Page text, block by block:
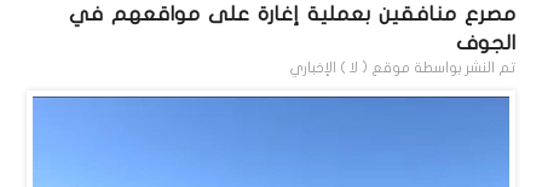
مصرع منافقين بعملية إغارة على مواقعهم في
الجوف
تم النشر بواسطة موقع ( لا ) الإخباري